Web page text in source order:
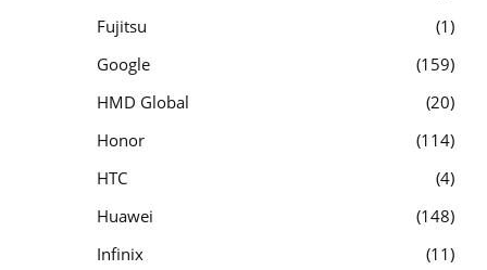
Fujitsu
1
Google
159
HMD Global
20
Honor
114
HTC
4
Huawei
148
Infinix
11